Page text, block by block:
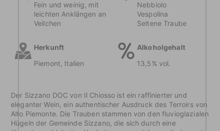
Fein und weinig, mit
leichten Anklängen an
Veilchen
Nebbiolo
Vespolina
Seltene Traube
Herkunft
Piemont, Italien
Alkoholgehalt
13,5% vol.
Der Sizzano DOC von Il Chiosso ist ein raffinierter und
eleganter Wein, ein authentischer Ausdruck des Terroirs von
Alto Piemonte. Die Trauben stammen von den fluvioglazialen
Hügeln der Gemeinde Sizzano, die sich durch eine